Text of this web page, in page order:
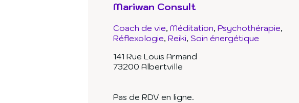
Mariwan Consult
Coach de vie Méditation Psychothérapie
Réflexologie Reiki Soin énergétique
141 Rue Louis Armand
73200 Albertville
Pas de RDV en ligne.